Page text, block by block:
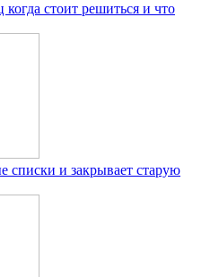
стоит решиться и что
и закрывает старую